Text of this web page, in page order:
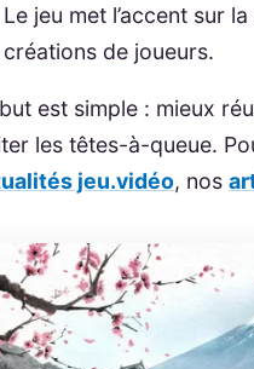
Le jeu met l’accent sur
créations de joueurs.
est simple : mieux
les têtes-à-queue.
jeu.vidéo, nos